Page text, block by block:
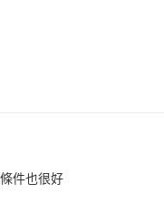
件也很好